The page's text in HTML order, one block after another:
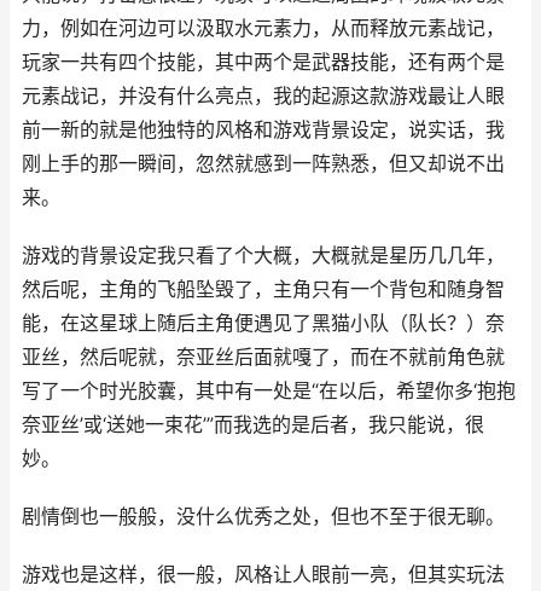
力，例如在河边可以汲取水元素力，从而释放元素战记，
玩家一共有四个技能，其中两个是武器技能，还有两个是
元素战记，并没有什么亮点，我的起源这款游戏最让人眼
前一新的就是他独特的风格和游戏背景设定，说实话，我
刚上手的那一瞬间，忽然就感到一阵熟悉，但又却说不出
来。
游戏的背景设定我只看了个大概，大概就是星历几几年，
然后呢，主角的飞船坠毁了，主角只有一个背包和随身智
能，在这星球上随后主角便遇见了黑猫小队（队长？）奈
亚丝，然后呢就，奈亚丝后面就嘎了，而在不就前角色就
写了一个时光胶囊，其中有一处是“在以后，希望你多‘抱抱
奈亚丝’或‘送她一束花’”而我选的是后者，我只能说，很
妙。
剧情倒也一般般，没什么优秀之处，但也不至于很无聊。
游戏也是这样，很一般，风格让人眼前一亮，但其实玩法